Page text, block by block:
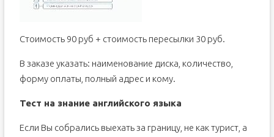
Стоимость 90 руб + стоимость пересылки 30 руб.
В заказе указать: наименование диска, количество,
форму оплаты, полный адрес и кому.
Тест на знание английского языка
Если Вы собрались выехать за границу, не как турист, а